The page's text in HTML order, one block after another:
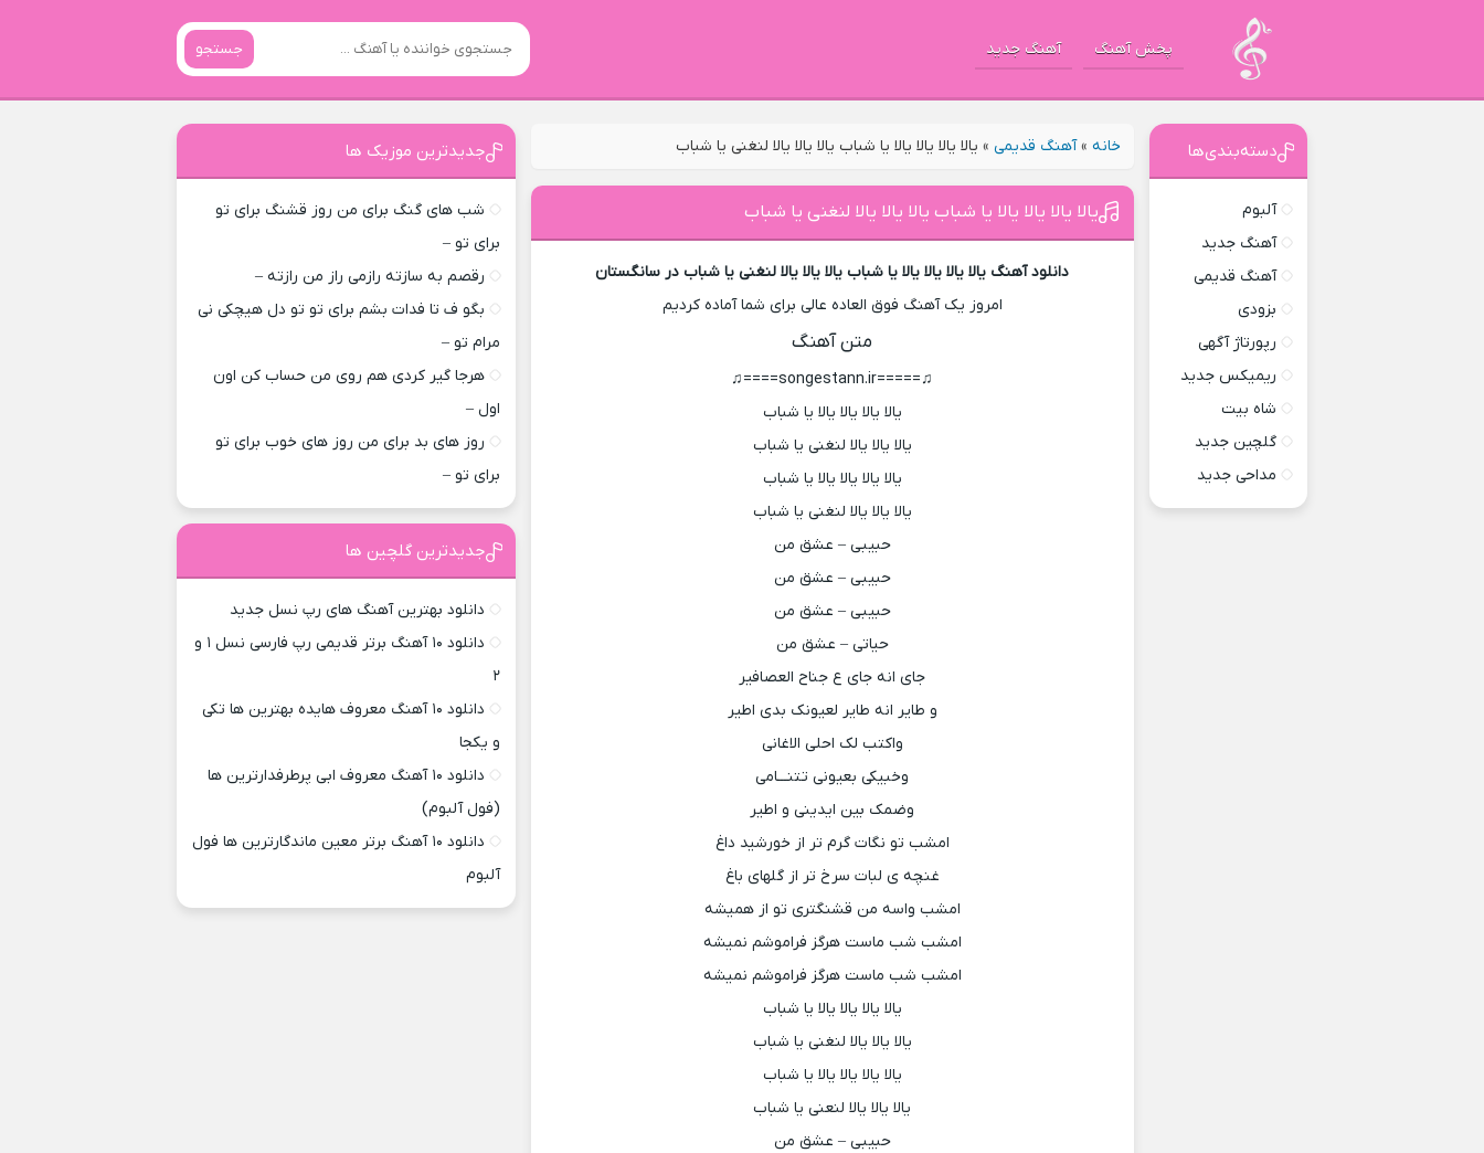
پخش آهنگ آهنگ جدید جستجو
خانه »آهنگ قدیمی » یالا یالا یالا یالا یا شباب یالا یالا یالا لنغنی یا شباب
یالا یالا یالا یالا یا شباب یالا یالا یالا لنغنی یا شباب
دانلود آهنگ یالا یالا یالا یالا یا شباب یالا یالا یالا لنغنی یا شباب در سانگستان
امروز یک آهنگ فوق العاده عالی برای شما آماده کردیم
متن آهنگ
♫=====songestann.ir====♫
یالا یالا یالا یالا یا شباب
یالا یالا یالا لنغنی یا شباب
یالا یالا یالا یالا یا شباب
یالا یالا یالا لنغنی یا شباب
حبیبی – عشق من
حبیبی – عشق من
حبیبی – عشق من
حیاتی – عشق من
جای انه جای ع جناح العصافیر
و طایر انه طایر لعیونک بدی اطیر
واکتب لک احلى الاغانی
وخبیکی بعیونی تتنـــامی
وضمک بین ایدینی و اطیر
امشب تو نگات گرم تر از خورشید داغ
غنچه ی لبات سرخ تر از گلهای باغ
امشب واسه من قشنگتری تو از همیشه
امشب شب ماست هرگز فراموشم نمیشه
امشب شب ماست هرگز فراموشم نمیشه
یالا یالا یالا یالا یا شباب
یالا یالا یالا لنغنی یا شباب
یالا یالا یالا یالا یا شباب
یالا یالا یالا لنعنی یا شباب
حبیبی – عشق من
دسته‌بندی‌ها
آلبوم
آهنگ جدید
آهنگ قدیمی
بزودی
رپورتاژ آگهی
ریمیکس جدید
شاه بیت
گلچین جدید
مداحی جدید
جدیدترین موزیک ها
شب های گنگ برای من روز قشنگ برای تو
برای تو –
رقصم به سازته رازمی راز من رازته –
بگو ف تا فدات بشم برای تو تو دل هیچکی نی
مرام تو –
هرجا گیر کردی هم روی من حساب کن اون
اول –
روز های بد برای من روز های خوب برای تو
برای تو –
جدیدترین گلچین ها
دانلود بهترین آهنگ های رپ نسل جدید
دانلود ۱۰ آهنگ برتر قدیمی رپ فارسی نسل ۱ و
۲
دانلود ۱۰ آهنگ معروف هایده بهترین ها تکی
و یکجا
دانلود ۱۰ آهنگ معروف ابی پرطرفدارترین ها
(فول آلبوم)
دانلود ۱۰ آهنگ برتر معین ماندگارترین ها فول
آلبوم